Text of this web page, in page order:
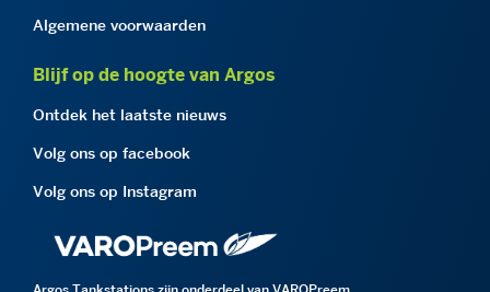
Algemene voorwaarden
Blijf op de hoogte van Argos
Ontdek het laatste nieuws
Volg ons op facebook
Volg ons op Instagram